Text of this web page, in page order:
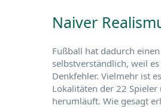
Naiver
Fußball hat dadurch
selbstverständlich, weil
Denkfehler. Vielmehr ist
Lokalitäten der 22
herumläuft. Wie gesagt